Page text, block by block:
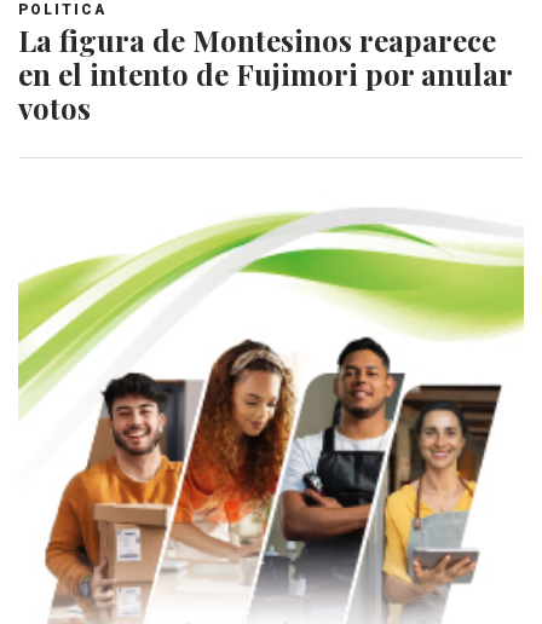
POLITICA
La figura de Montesinos reaparece
en el intento de Fujimori por anular
votos